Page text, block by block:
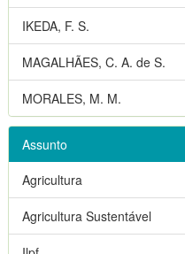
IKEDA, F. S.
MAGALHÃES, C. A. de S.
MORALES, M. M.
Assunto
Agricultura
Agricultura Sustentável